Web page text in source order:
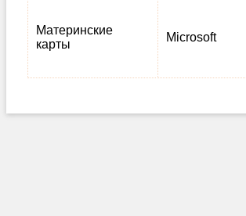
Материнские
карты
Microsoft